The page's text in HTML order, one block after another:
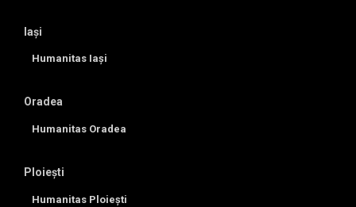
Iași
Humanitas Iași
Oradea
Humanitas Oradea
Ploiești
Humanitas Ploiești